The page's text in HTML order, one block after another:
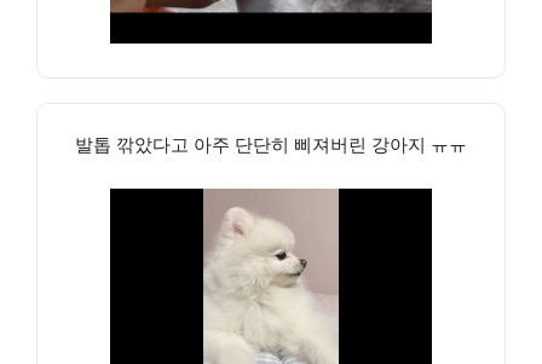
발톱 깎았다고 아주 단단히 삐져버린 강아지 ㅠㅠ